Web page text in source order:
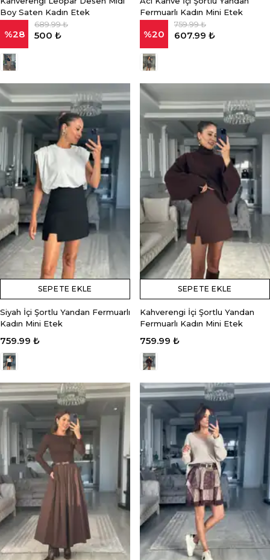
Boy Saten Kadın Etek
%28
689.99 ₺
500 ₺
Fermuarlı Kadın Mini Etek
%20
759.99 ₺
607.99 ₺
SEPETE EKLE
Siyah İçi Şortlu Yandan Fermuarlı
Kadın Mini Etek
759.99 ₺
SEPETE EKLE
Kahverengi İçi Şortlu Yandan
Fermuarlı Kadın Mini Etek
759.99 ₺